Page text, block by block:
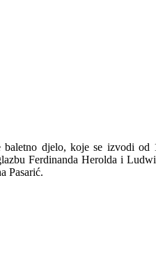
djelo, koje se izvodi od
Ferdinanda Herolda i
Pasarić.